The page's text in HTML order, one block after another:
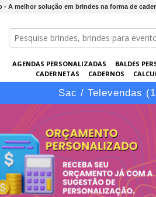
- A melhor solução em brindes na forma de
AGENDAS PERSONALIZADAS BALDES
CADERNETAS
CADERNOS
CONJUNTOS DE BRINDES
COPOS
Sac / Televendas